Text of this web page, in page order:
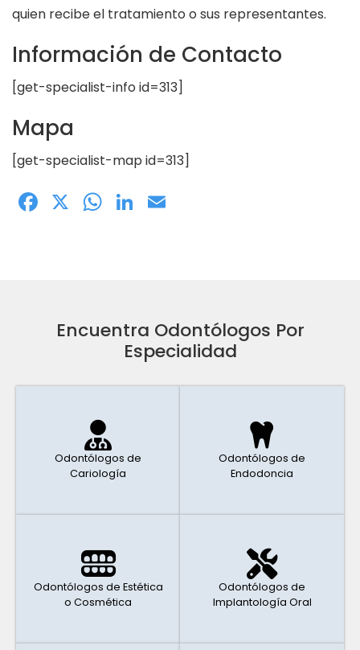
quien recibe el tratamiento o sus representantes.
Información de Contacto
[get-specialist-info id=313]
Mapa
[get-specialist-map id=313]
Facebook
X WhatsApp
LinkedIn
Encuentra Odontólogos Por
Especialidad
Odontólogos de
Cariología
Odontólogos de
Endodoncia
Odontólogos de Estética
o Cosmética
Odontólogos de
Implantología Oral